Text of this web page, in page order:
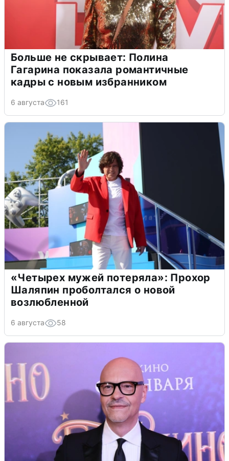
Больше не скрывает: Полина
Гагарина показала романтичные
кадры с новым избранником
6 августа 161
«Четырех мужей потеряла»: Прохор
Шаляпин проболтался о новой
возлюбленной
6 августа 58